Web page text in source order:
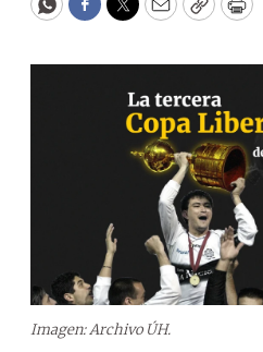
WhatsApp
Facebook
Twitter
EmailCopy
Imagen: Archivo ÚH.